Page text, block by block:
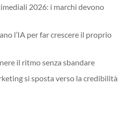
2026: i marchi devono
l’IA per far crescere il proprio
il ritmo senza sbandare
si sposta verso la credibilità